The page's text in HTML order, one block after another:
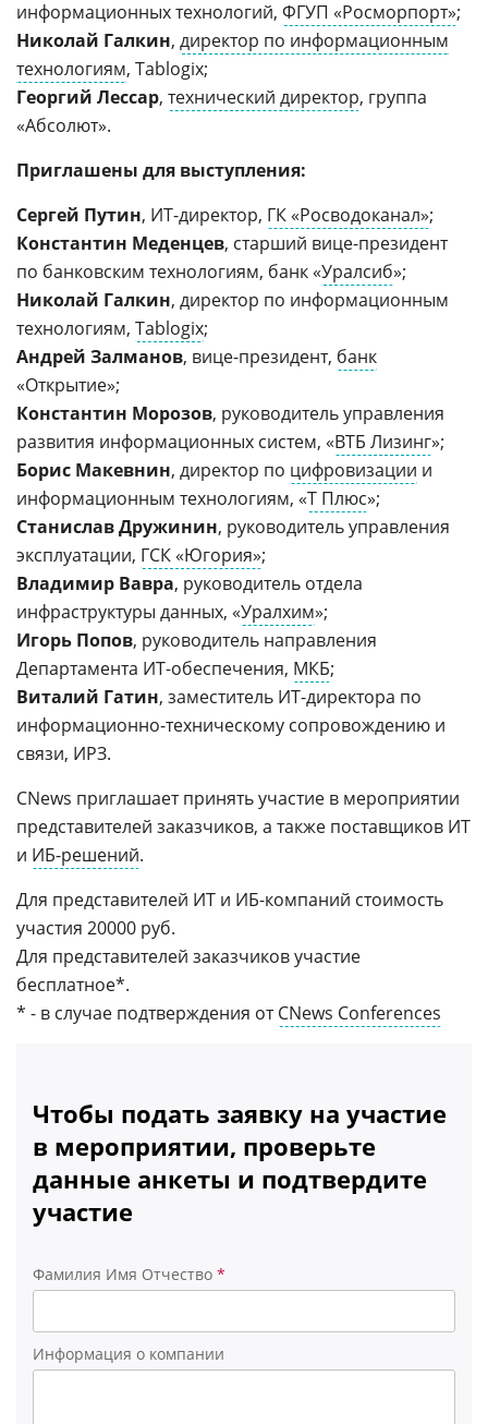
информационных технологий, ФГУП «Росморпорт»;
Николай Галкин, директор по информационным
технологиям, Tablogix;
Георгий Лессар, технический директор, группа
«Абсолют».
Приглашены для выступления:
Сергей Путин, ИТ-директор, ГК «Росводоканал»;
Константин Меденцев, старший вице-президент
по банковским технологиям, банк «Уралсиб»;
Николай Галкин, директор по информационным
технологиям, Tablogix;
Андрей Залманов, вице-президент, банк
«Открытие»;
Константин Морозов, руководитель управления
развития информационных систем, «ВТБ Лизинг»;
Борис Макевнин, директор по цифровизации и
информационным технологиям, «Т Плюс»;
Станислав Дружинин, руководитель управления
эксплуатации, ГСК «Югория»;
Владимир Вавра, руководитель отдела
инфраструктуры данных, «Уралхим»;
Игорь Попов, руководитель направления
Департамента ИТ-обеспечения, МКБ;
Виталий Гатин, заместитель ИТ-директора по
информационно-техническому сопровождению и
связи, ИРЗ.
CNews приглашает принять участие в мероприятии
представителей заказчиков, а также поставщиков ИТ
и ИБ-решений.
Для представителей ИТ и ИБ-компаний стоимость
участия 20000 руб.
Для представителей заказчиков участие
бесплатное*.
* - в случае подтверждения отCNews Conferences